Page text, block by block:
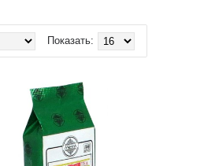
Показать: